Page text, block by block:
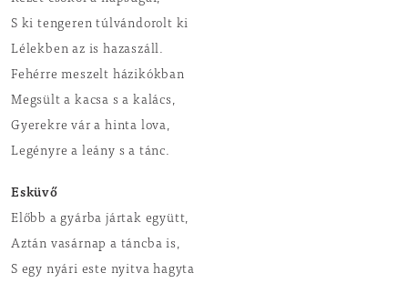
S ki tengeren túlvándorolt ki
Lélekben az is hazaszáll.
Fehérre meszelt házikókban
Megsült a kacsa s a kalács,
Gyerekre vár a hinta lova,
Legényre a leány s a tánc.
Esküvő
Előbb a gyárba jártak együtt,
Aztán vasárnap a táncba is,
S egy nyári este nyitva hagyta